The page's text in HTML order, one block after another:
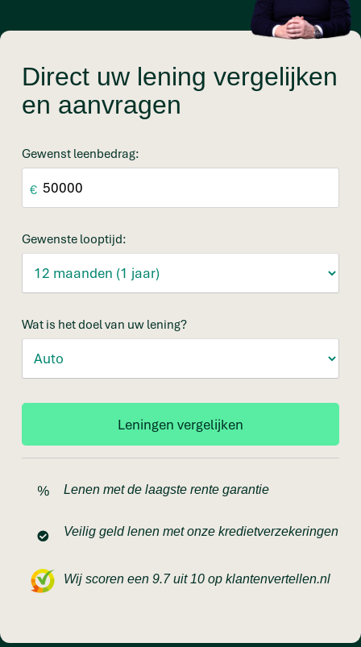
Direct uw lening vergelijken
en aanvragen
Gewenst leenbedrag:
€
Gewenste looptijd:
Wat is het doel van uw lening?
Lenen met de laagste rente garantie
Veilig geld lenen met onze kredietverzekeringen
Wij scoren een 9.7 uit 10 op klantenvertellen.nl